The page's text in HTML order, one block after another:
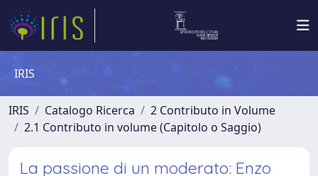
IRIS
IRIS Catalogo Ricerca
2 Contributo in Volume
2.1 Contributo in volume (Capitolo o Saggio)
La passione di un moderato: Enzo